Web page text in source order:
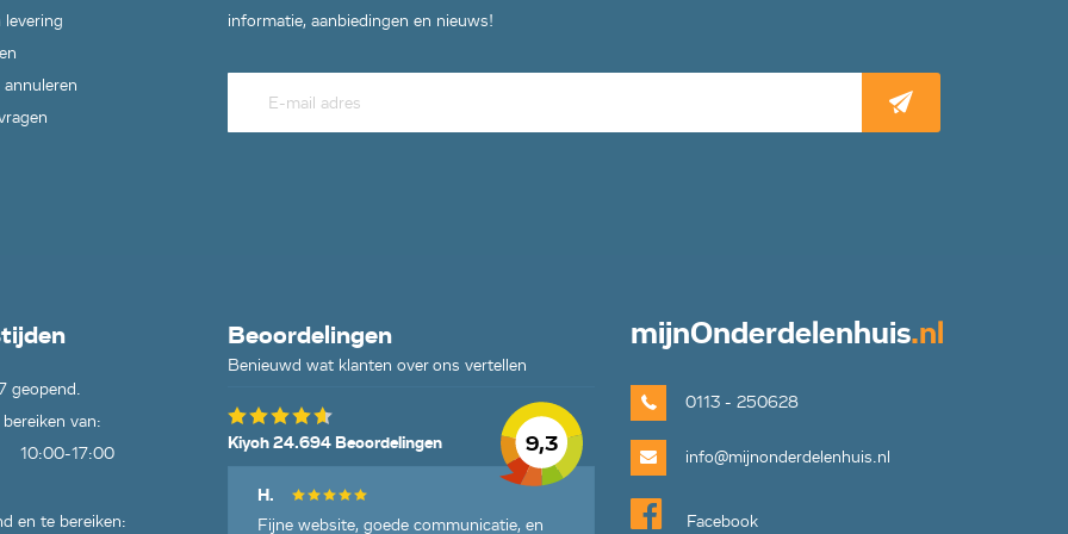
WD3
FB
20
P S
II
levering
informatie, aanbiedingen en nieuws!
geopend.
van:
10:00-17:00
en te bereiken:
Beoordelingen
Benieuwd wat klanten over ons vertellen
9,3
Kiyoh 24.694 Beoordelingen
H.
Fijne website, goede communicatie, en
mijnOnderdelenhuis.nl
0113 - 250628
info@mijnonderdelenhuis.nl
Facebook